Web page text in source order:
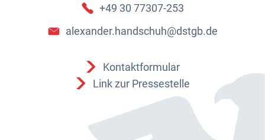
+49 30 77307-253
alexander.handschuh@dstgb.de
Kontaktformular
Link zur Pressestelle